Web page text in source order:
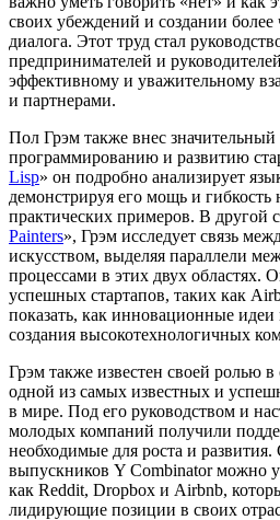
своих убеждений и создании более
диалога. Этот труд стал
предпринимателей и
эффективному и уважительному
и партнерами.
Пол Грэм также внес значительный
программированию и развитию
Lisp» он подробно анализирует
демонстрируя его мощь и гибкость
практических примеров. В другой
Painters», Грэм исследует связь
искусством, выделяя параллели
процессами в этих двух областях.
успешных стартапов, таких как
показать, как инновационные идеи
создания высокотехнологичных
Грэм также известен своей ролью
одной из самых известных и
в мире. Под его руководством и
молодых компаний получили
необходимые для роста и
выпускников Y Combinator можно
как Reddit, Dropbox и Airbnb,
лидирующие позиции в своих